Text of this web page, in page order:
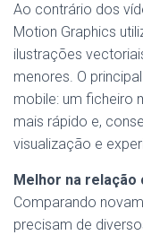
Ao contrário dos
Motion Graphics
ilustrações
menores. O
mobile: um ficheiro
mais rápido e,
visualização e
Melhor na
Comparando
precisam de